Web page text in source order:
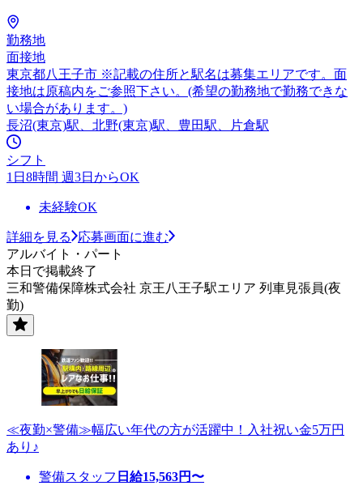
勤務地
面接地
東京都八王子市 ※記載の住所と駅名は募集エリアです。面
接地は原稿内をご参照下さい。(希望の勤務地で勤務できな
い場合があります。)
長沼(東京)駅、北野(東京)駅、豊田駅、片倉駅
シフト
1日8時間 週3日からOK
未経験OK
詳細を見る
応募画面に進む
アルバイト・パート
本日で掲載終了
三和警備保障株式会社 京王八王子駅エリア 列車見張員(夜
勤)
≪夜勤×警備≫幅広い年代の方が活躍中！入社祝い金5万円
あり♪
警備スタッフ 日給15,563円〜